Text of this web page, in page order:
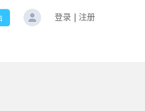
登录 注册